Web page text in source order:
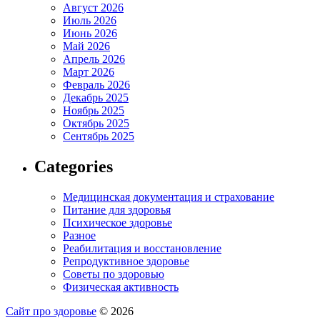
Август 2026
Июль 2026
Июнь 2026
Май 2026
Апрель 2026
Март 2026
Февраль 2026
Декабрь 2025
Ноябрь 2025
Октябрь 2025
Сентябрь 2025
Categories
Медицинская документация и страхование
Питание для здоровья
Психическое здоровье
Разное
Реабилитация и восстановление
Репродуктивное здоровье
Советы по здоровью
Физическая активность
Сайт про здоровье © 2026